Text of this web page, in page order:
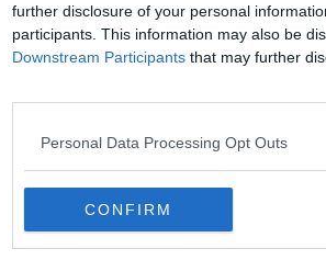
further disclosure of your personal
participants. This information may also be
Downstream Participants that may further
Personal Data Processing Opt Outs
CONFIRM
L’aggressività nelle
Conferenza/dibattito con Simona
Charlie onlus per genitori e insegnanti,
Valerio a un soffio dal
Master
Nel campionato del mondo di decathlon,